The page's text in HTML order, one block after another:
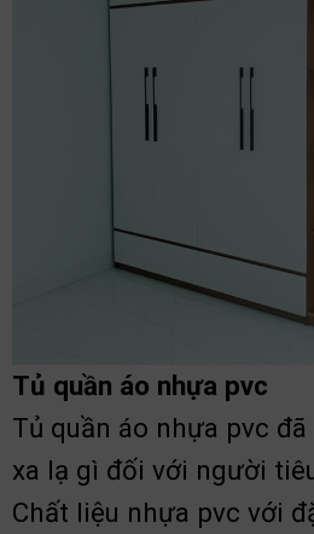
Tủ quần áo nhựa pvc
Tủ quần áo nhựa pvc
xa lạ gì đối với người
Chất liệu nhựa pvc với